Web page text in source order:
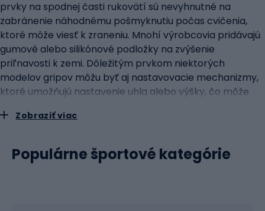
prvky na spodnej časti rukovätí sú nevyhnutné na
zabránenie náhodnému pošmyknutiu počas cvičenia,
ktoré môže viesť k zraneniu. Mnohí výrobcovia pridávajú
gumové alebo silikónové podložky na zvýšenie
priľnavosti k zemi. Dôležitým prvkom niektorých
modelov gripov môžu byť aj nastavovacie mechanizmy,
ktoré umožňujú nastavenie uhla alebo výšky, čo môže
Robustné úchopy na kliky sa vyznačujú odolnými
rukoväťami a ďalšími funkciami na zvýšenie pohodlia a
bezpečnosti. typy úchopov: stacionárne, otočné a
Zobraziť viac
Populárne športové kategórie